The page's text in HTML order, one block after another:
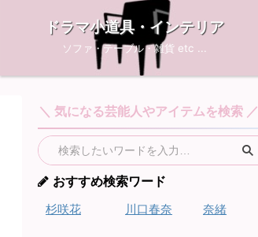
ドラマ小道具・インテリア
ソファ・テーブル・雑貨 etc ...
＼ 気になる芸能人やアイテムを検索 ／
おすすめ検索ワード
杉咲花 川口春奈 奈緒